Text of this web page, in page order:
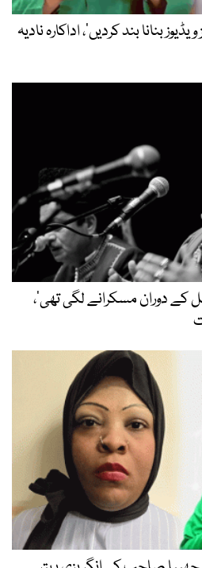
بنانا بند کردیں‘، اداکارہ نادیہ
دوران مسکرانے لگی تھی‘،